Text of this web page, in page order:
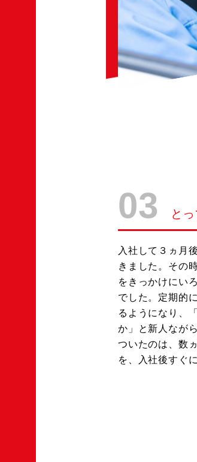
03 と
入社して３ヵ月
きました。その
をきっかけにい
でした。定期的
るようになり、
か」と新人なが
ついたのは、数
を、入社後すぐ